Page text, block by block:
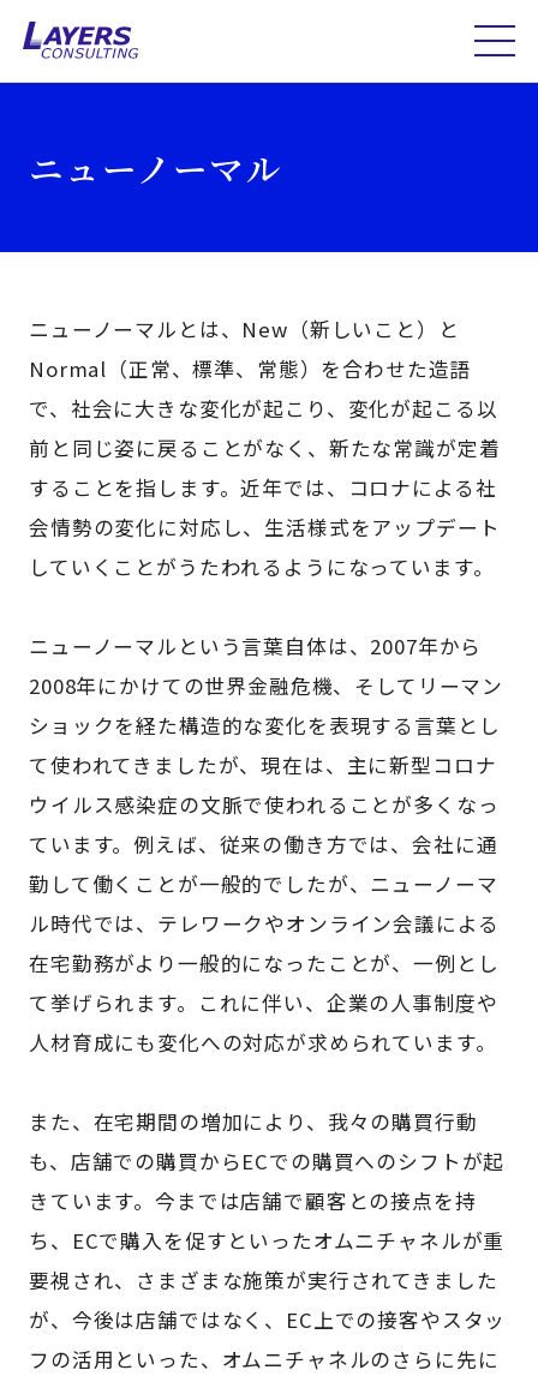
ニューノーマル
ニューノーマルとは、New（新しいこと）と
Normal（正常、標準、常態）を合わせた造語
で、社会に大きな変化が起こり、変化が起こる以
前と同じ姿に戻ることがなく、新たな常識が定着
することを指します。近年では、コロナによる社
会情勢の変化に対応し、生活様式をアップデート
していくことがうたわれるようになっています。
ニューノーマルという言葉自体は、2007年から
2008年にかけての世界金融危機、そしてリーマン
ショックを経た構造的な変化を表現する言葉とし
て使われてきましたが、現在は、主に新型コロナ
ウイルス感染症の文脈で使われることが多くなっ
ています。例えば、従来の働き方では、会社に通
勤して働くことが一般的でしたが、ニューノーマ
ル時代では、テレワークやオンライン会議による
在宅勤務がより一般的になったことが、一例とし
て挙げられます。これに伴い、企業の人事制度や
人材育成にも変化への対応が求められています。
また、在宅期間の増加により、我々の購買行動
も、店舗での購買からECでの購買へのシフトが起
きています。今までは店舗で顧客との接点を持
ち、ECで購入を促すといったオムニチャネルが重
要視され、さまざまな施策が実行されてきました
が、今後は店舗ではなく、EC上での接客やスタッ
フの活用といった、オムニチャネルのさらに先に